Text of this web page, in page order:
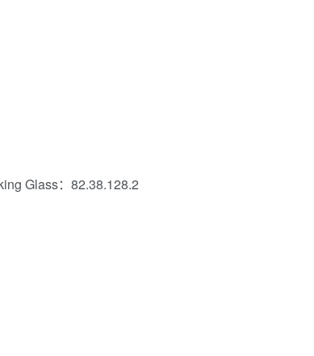
Glass：82.38.128.2